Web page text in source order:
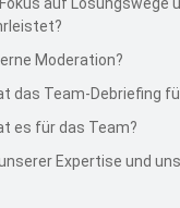
Moderation?
das Team-Debriefing
es für das Team?
Expertise und